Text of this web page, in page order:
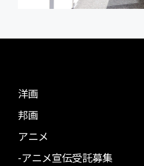
洋画
邦画
アニメ
-アニメ宣伝受託募集